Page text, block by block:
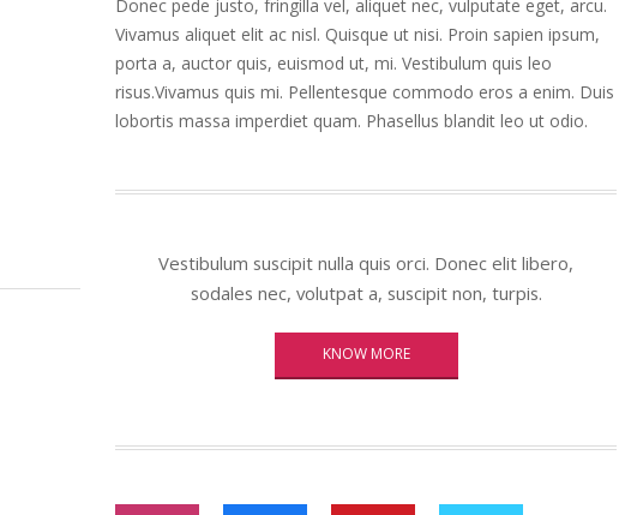
Donec pede justo, fringilla vel, aliquet nec, vulputate eget, arcu.
Vivamus aliquet elit ac nisl. Quisque ut nisi. Proin sapien ipsum,
porta a, auctor quis, euismod ut, mi. Vestibulum quis leo
risus.Vivamus quis mi. Pellentesque commodo eros a enim. Duis
lobortis massa imperdiet quam. Phasellus blandit leo ut odio.
Vestibulum suscipit nulla quis orci. Donec elit libero,
sodales nec, volutpat a, suscipit non, turpis.
KNOW MORE